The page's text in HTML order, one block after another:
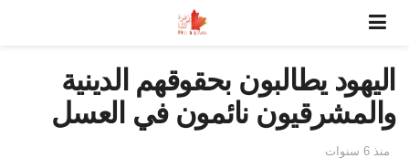
اليهود يطالبون بحقوقهم الدينية
والمشرقيون نائمون في العسل
منذ 6 سنوات